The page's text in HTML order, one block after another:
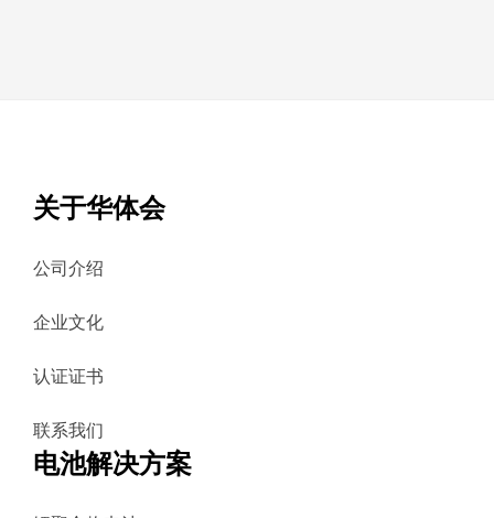
关于华体会
公司介绍
企业文化
认证证书
联系我们
电池解决方案